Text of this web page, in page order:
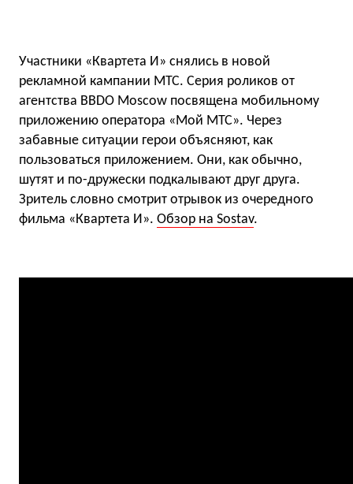
Участники «Квартета И» снялись в новой
рекламной кампании МТС. Серия роликов от
агентства BBDO Moscow посвящена мобильному
приложению оператора «Мой МТС». Через
забавные ситуации герои объясняют, как
пользоваться приложением. Они, как обычно,
шутят и по-дружески подкалывают друг друга.
Зритель словно смотрит отрывок из очередного
фильма «Квартета И». Обзор на Sostav.